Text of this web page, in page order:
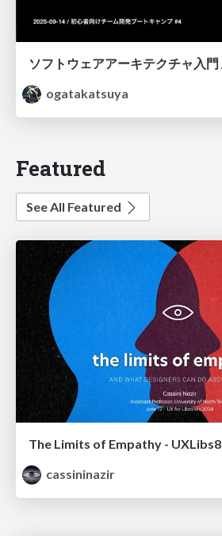
ogatakatsuya
Featured
See All Featured
The Limits of Empathy - UXLibs8
cassininazir